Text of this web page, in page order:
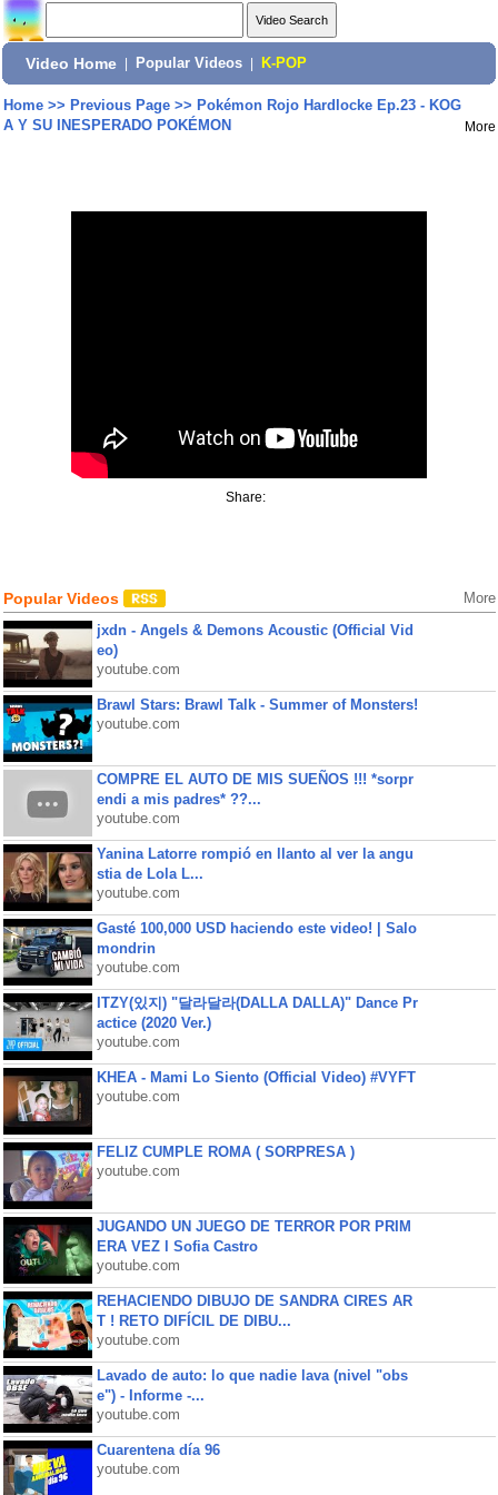
Video Home Popular Videos K-POP
Home>> Previous Page>> Pokémon Rojo Hardlocke Ep.23 - KOG
A Y SU INESPERADO POKÉMON
More
Share:
Popular Videos More
jxdn - Angels & Demons Acoustic (Official Vid
eo)
youtube.com
Brawl Stars: Brawl Talk - Summer of Monsters!
youtube.com
COMPRE EL AUTO DE MIS SUEÑOS !!! *sorpr
endi a mis padres* ??...
youtube.com
Yanina Latorre rompió en llanto al ver la angu
stia de Lola L...
youtube.com
Gasté 100,000 USD haciendo este video! | Salo
mondrin
youtube.com
ITZY(있지) "달라달라(DALLA DALLA)" Dance Pr
actice (2020 Ver.)
youtube.com
KHEA - Mami Lo Siento (Official Video) #VYFT
youtube.com
FELIZ CUMPLE ROMA ( SORPRESA )
youtube.com
JUGANDO UN JUEGO DE TERROR POR PRIM
ERA VEZ l Sofia Castro
youtube.com
REHACIENDO DIBUJO DE SANDRA CIRES AR
T ! RETO DIFÍCIL DE DIBU...
youtube.com
Lavado de auto: lo que nadie lava (nivel "obs
e") - Informe -...
youtube.com
Cuarentena día 96
youtube.com